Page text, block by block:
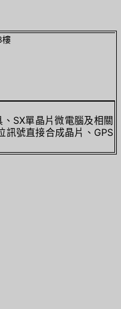
樓
SX單晶片微電腦及相關
訊號直接合成晶片、GPS